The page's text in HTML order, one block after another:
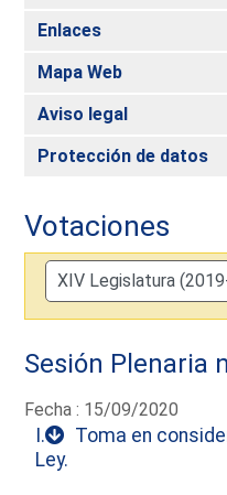
Enlaces
Mapa Web
Aviso legal
Protección de datos
Votaciones
Sesión Plenaria
Fecha : 15/09/2020
I.
Toma en
Ley.